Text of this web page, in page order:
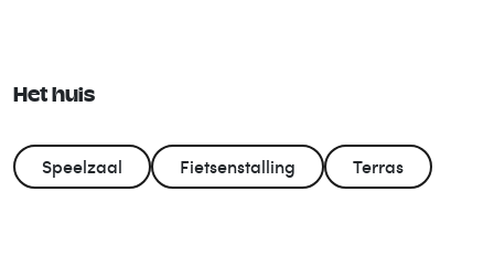
Het huis
Speelzaal Fietsenstalling Terras